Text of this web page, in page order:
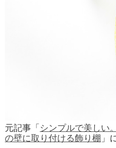
元記事「シンプルで美しい
の壁に取り付ける飾り棚 」